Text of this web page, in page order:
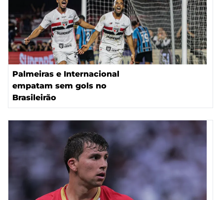
Palmeiras e Internacional
empatam sem gols no
Brasileirão